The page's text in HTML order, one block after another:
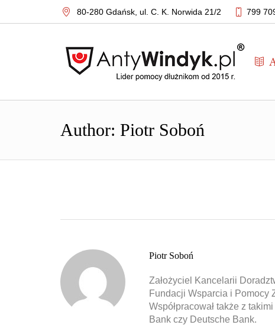
80-280 Gdańsk, ul. C. K. Norwida 21/2 799
Author: Piotr Soboń
Piotr Soboń
Założyciel Kancelarii
Fundacji Wsparcia i Pomocy
Współpracował także z
Bank czy Deutsche Bank.